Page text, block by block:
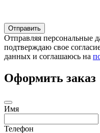
Отправляя персональные
подтверждаю свое
данных и соглашаюсь на
Оформить заказ
Имя
Телефон